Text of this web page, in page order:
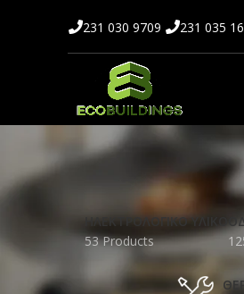
231 030 9709 231 035
ΗΛΕΚΤΡΟΛΟΓΙΚΟ ΥΛΙΚΟ
53 Products